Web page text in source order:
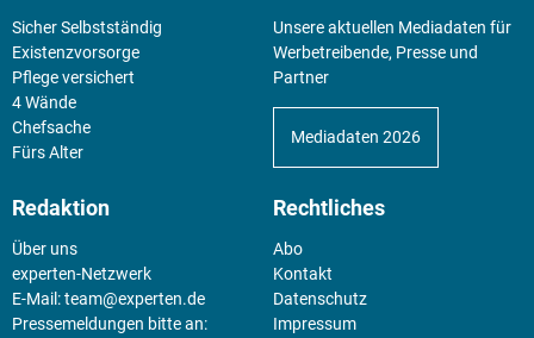
Sicher Selbstständig
Existenz­vorsorge
Pflege versichert
4 Wände
Chefsache
Fürs Alter
Unsere aktuellen Mediadaten für
Werbetreibende, Presse und
Partner
Mediadaten 2026
Redaktion
Über uns
experten-Netzwerk
E-Mail:team@experten.de
Pressemeldungen bitte an:
Rechtliches
Abo
Kontakt
Datenschutz
Impressum